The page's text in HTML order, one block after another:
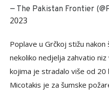
— The Pakistan Frontier
2023
Poplave u Grčkoj stižu
nekoliko nedjelja zahvatio niz
kojima je stradalo više od 20
Micotakis je za šumske